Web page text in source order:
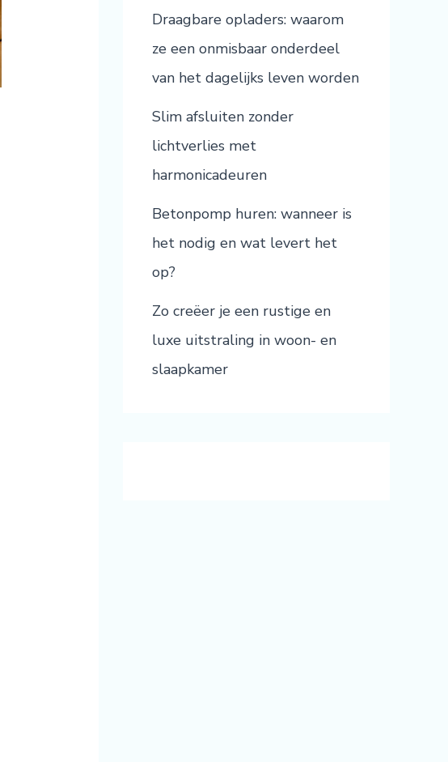
Draagbare opladers: waarom
ze een onmisbaar onderdeel
van het dagelijks leven worden
Slim afsluiten zonder
lichtverlies met
harmonicadeuren
Betonpomp huren: wanneer is
het nodig en wat levert het
op?
Zo creëer je een rustige en
luxe uitstraling in woon- en
slaapkamer